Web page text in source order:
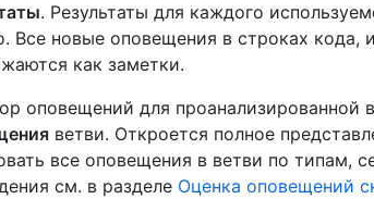
. Результаты для каждого
Все новые оповещения в строках кода,
как заметки.
оповещений для проанализированной
ветви. Откроется полное
все оповещения в ветви по типам,
см. в разделе Оценка оповещений